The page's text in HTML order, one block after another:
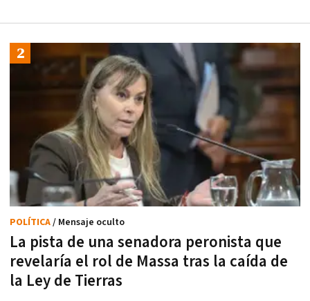
La pista de una senadora peronista que
revelaría el rol de Massa tras la caída de
la Ley de Tierras
POLÍTICA/ Mensaje oculto